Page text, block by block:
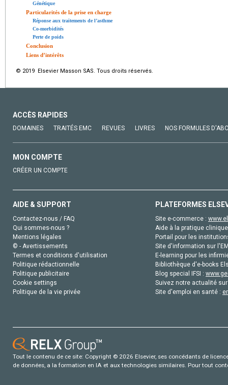
Génétique
Particularités de la prise en charge
Réponse aux traitements de l’asthme
Co-morbidités
Perte de poids
Conclusion
Liens d’intérêts
© 2019 Elsevier Masson SAS. Tous droits réservés.
ACCÈS RAPIDES
DOMAINES TRAITÉS EMC REVUES LIVRES NOS FORMULES
MON COMPTE
CRÉER UN COMPTE
AIDE & SUPPORT
Contactez-nous / FAQ
Qui sommes-nous ?
Mentions légales
© - Avertissements
Termes et conditions d'utilisation
Politique rédactionnelle
Politique publicitaire
Cookie settings
Politique de la vie privée
PLATEFORMES
Site e-commerce :
Aide à la pratique
Portail pour les
Site d'information sur
E-learning pour les
Bibliothèque d'e-books
Blog special IFSI :
Suivez notre actualité
Site d'emploi en santé :
Tout le contenu de ce site: Copyright © 2026 Elsevier, ses concédants de
de données, a la formation en IA et aux technologies similaires. Pour tout